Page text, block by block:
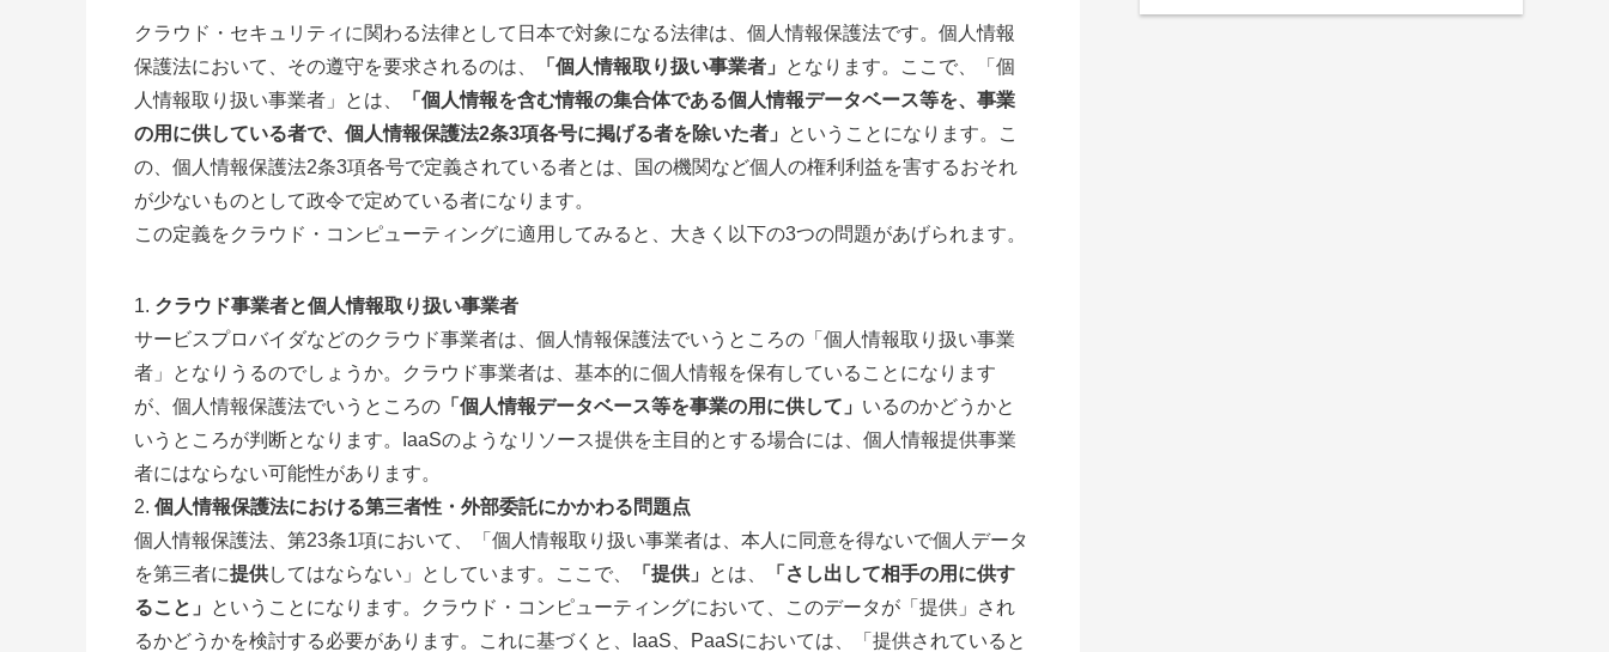
クラウド・セキュリティに関わる法律として日本で対象になる法律は、個人情報保護法です。個人情報
保護法において、その遵守を要求されるのは、
「個人情報取り扱い事業者」
となります。ここで、「個
人情報取り扱い事業者」とは、
「個人情報を含む情報の集合体である個人情報データベース等を、事業
の用に供している者で、個人情報保護法2条3項各号に掲げる者を除いた者」
ということになります。こ
の、個人情報保護法2条3項各号で定義されている者とは、国の機関など個人の権利利益を害するおそれ
が少ないものとして政令で定めている者になります。
この定義をクラウド・コンピューティングに適用してみると、大きく以下の3つの問題があげられます。
クラウド事業者と個人情報取り扱い事業者
サービスプロバイダなどのクラウド事業者は、個人情報保護法でいうところの「個人情報取り扱い事業
者」となりうるのでしょうか。クラウド事業者は、基本的に個人情報を保有していることになります
が、個人情報保護法でいうところの 「個人情報データベース等を事業の用に供して」 いるのかどうかと
いうところが判断となります。IaaSのようなリソース提供を主目的とする場合には、個人情報提供事業
者にはならない可能性があります。
個人情報保護法における第三者性・外部委託にかかわる問題点
個人情報保護法、第23条1項において、「個人情報取り扱い事業者は、本人に同意を得ないで個人データ
を第三者に提供してはならない」としています。ここで、 「提供」 とは、
「さし出して相手の用に供す
ること」
ということになります。クラウド・コンピューティングにおいて、このデータが「提供」され
るかどうかを検討する必要があります。これに基づくと、IaaS、PaaSにおいては、「提供されていると